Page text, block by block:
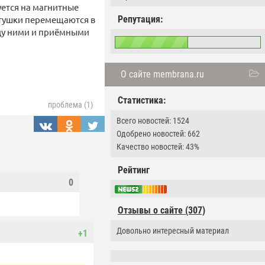
Репутация:
О сайте membrana.ru
Статистика:
Всего новостей: 1524
Одобрено новостей: 662
Качество новостей: 43%
Рейтинг
Отзывы о сайте (307)
Довольно интересный материал
на магнитные
перемещаются в
ними и приёмными
проблема (1)
0
+1